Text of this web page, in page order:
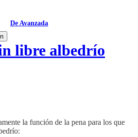
De Avanzada
libre albedrío
la función de la pena para los que